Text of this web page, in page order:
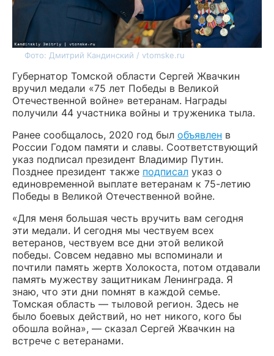
Фото: Дмитрий Кандинский / vtomske.ru
Губернатор Томской области Сергей Жвачкин
вручил медали «75 лет Победы в Великой
Отечественной войне» ветеранам. Награды
получили 44 участника войны и труженика тыла.
Ранее сообщалось, 2020 год был объявлен в
России Годом памяти и славы. Соответствующий
указ подписал президент Владимир Путин.
Позднее президент также подписал указ о
единовременной выплате ветеранам к 75-летию
Победы в Великой Отечественной войне.
«Для меня большая честь вручить вам сегодня
эти медали. И сегодня мы чествуем всех
ветеранов, чествуем все дни этой великой
победы. Совсем недавно мы вспоминали и
почтили память жертв Холокоста, потом отдавали
память мужеству защитникам Ленинграда. Я
знаю, что эти дни помнят в каждой семье.
Томская область — тыловой регион. Здесь не
было боевых действий, но нет никого, кого бы
обошла война», — сказал Сергей Жвачкин на
встрече с ветеранами.